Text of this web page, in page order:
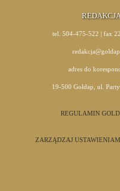
tel. 504-475-522 | fax
adres do
19-500 Gołdap, ul.
REGULAMIN
ZARZĄDZAJ